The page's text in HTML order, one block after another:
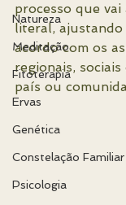
Natureza
Meditação
Fitoterapia
Ervas
Genética
Constelação Familiar
Psicologia
processo que
literal,
acordo com os
regionais,
país ou